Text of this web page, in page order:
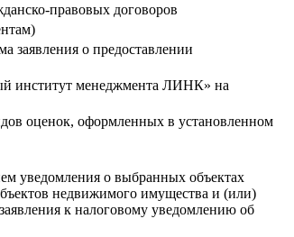
правовых договоров
заявления о предоставлении
институт менеджмента ЛИНК» на
оценок, оформленных в установленном
уведомления о выбранных объектах
недвижимого имущества и (или)
к налоговому уведомлению об